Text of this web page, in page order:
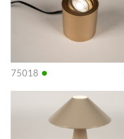
75018 •
Info